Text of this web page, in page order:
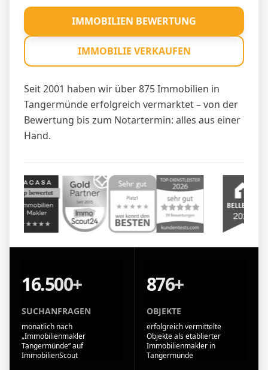
Seit 2001 haben wir über 875 Immobilien in
Tangermünde erfolgreich vermarktet – von der
Bewertung bis zum Notartermin: alles aus einer
Hand.
IMMOBILIEN BEWERTUNG
IMMOBILIE VERKAUFEN
16.500+
SUCHANFRAGEN
monatlich nach
„Immobilienmakler
Tangermünde“ auf
ImmobilienScout
876+
OBJEKTE
erfolgreich vermittelte
Objekte als etablierter
Immobilienmakler in
Tangermünde